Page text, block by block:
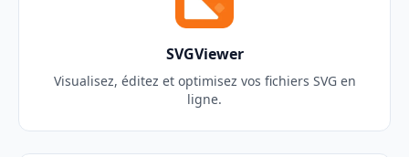
SVGViewer
Visualisez, éditez et optimisez vos fichiers SVG en
ligne.